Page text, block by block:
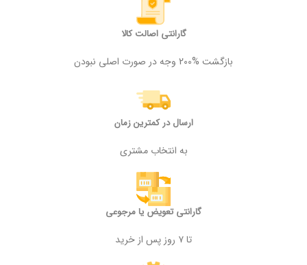
گارانتی اصالت کالا
بازگشت %200 وجه در صورت اصلی نبودن
ارسال در کمترین زمان
به انتخاب مشتری
گارانتی تعویض یا مرجوعی
تا ۷ روز پس از خرید